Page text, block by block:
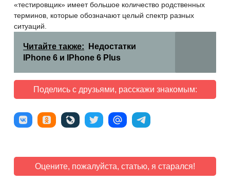
«тестировщик» имеет большое количество родственных
терминов, которые обозначают целый спектр разных
ситуаций.
Читайте также:
Недостатки
IPhone 6 и IPhone 6 Plus
Поделись с друзьями, расскажи знакомым:
Оцените, пожалуйста, статью, я старался!